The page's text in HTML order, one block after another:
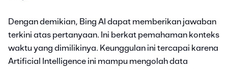
Dengan demikian, Bing AI dapat memberikan jawaban
terkini atas pertanyaan. Ini berkat pemahaman konteks
waktu yang dimilikinya. Keunggulan ini tercapai karena
Artificial Intelligence ini mampu mengolah data